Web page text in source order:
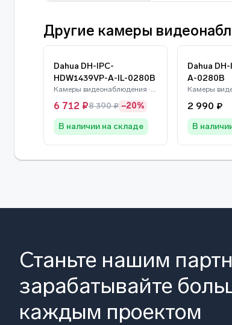
Другие камеры
Dahua DH-IPC-
HDW1439VP-A-IL-0280B
Камеры видеонаблюдения · Dahua
6 712 ₽8 390 ₽ −20%
В наличии на складе
Dahua
A-0280B
2 990 ₽
В
Станьте нашим
зарабатывайте
каждым проектом